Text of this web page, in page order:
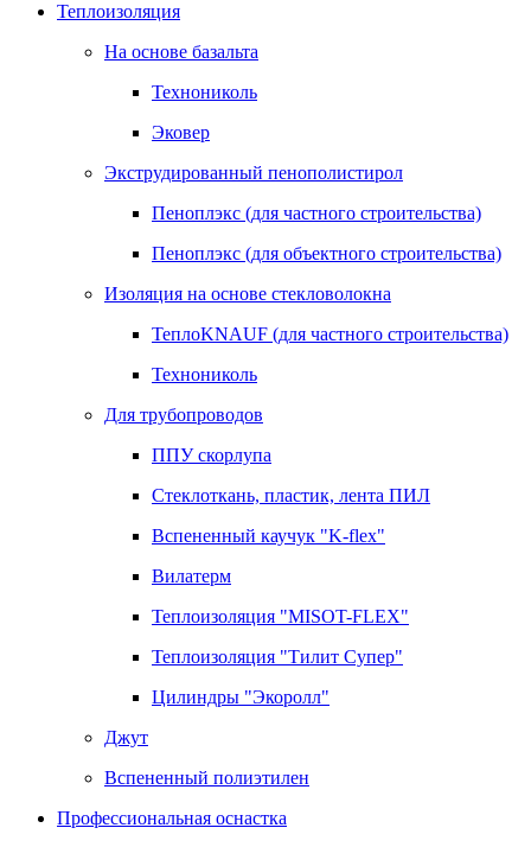
Теплоизоляция
На основе базальта
Технониколь
Эковер
Экструдированный пенополистирол
Пеноплэкс (для частного строительства)
Пеноплэкс (для объектного строительства)
Изоляция на основе стекловолокна
ТеплоKNAUF (для частного строительства)
Технониколь
Для трубопроводов
ППУ скорлупа
Стеклоткань, пластик, лента ПИЛ
Вспененный каучук "K-flex"
Вилатерм
Теплоизоляция "MISOT-FLEX"
Теплоизоляция "Тилит Супер"
Цилиндры "Экоролл"
Джут
Вспененный полиэтилен
Профессиональная оснастка